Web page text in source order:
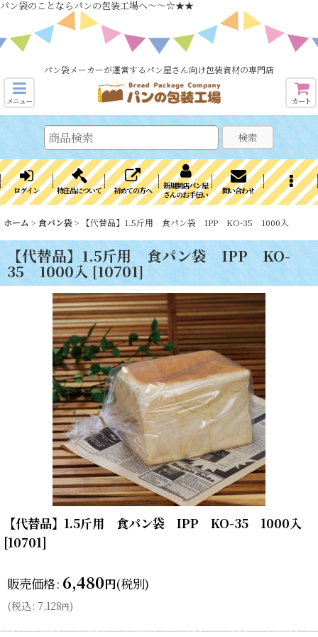
パン袋のことならパンの包装工場へ～～☆★★
パン袋メーカーが運営するパン屋さん向け包装資材の専門店
メニュー カート
検索
ログイン 特注品について 初めての方へ
新規開店パン屋
さんのお手伝い
問い合わせ
ホーム > 食パン袋 > 【代替品】1.5斤用 食パン袋 IPP KO-35 1000入
【代替品】1.5斤用 食パン袋 IPP KO-
35 1000入 [10701]
【代替品】1.5斤用 食パン袋 IPP KO-35 1000入
[10701]
販売価格: 6,480円(税別)
(税込: 7,128円)